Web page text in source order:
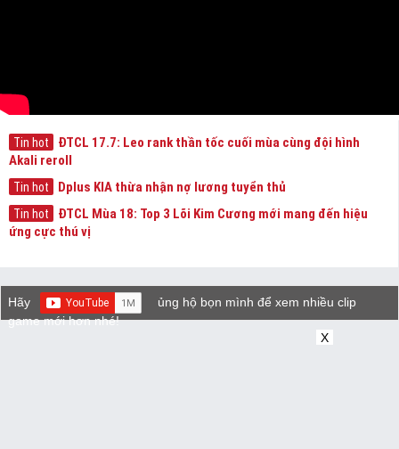
Tin hot
ĐTCL 17.7: Leo rank thần tốc cuối mùa cùng đội hình
Akali reroll
Tin hot Dplus KIA thừa nhận nợ lương tuyển thủ
Tin hot
ĐTCL Mùa 18: Top 3 Lõi Kim Cương mới mang đến hiệu
ứng cực thú vị
Hãy
ủng hộ bọn mình để xem nhiều clip
game mới hơn nhé!
X